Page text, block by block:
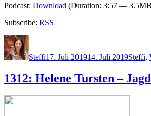
Podcast: Download (Duration: 3:57 —
Subscribe: RSS
Autor
Steffi17. Juli 201914. Juli 2019Steffi,
1312: Helene Tursten –